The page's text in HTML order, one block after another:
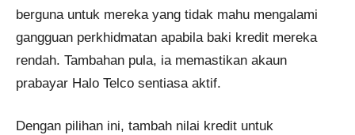
berguna untuk mereka yang tidak mahu mengalami
gangguan perkhidmatan apabila baki kredit mereka
rendah. Tambahan pula, ia memastikan akaun
prabayar Halo Telco sentiasa aktif.
Dengan pilihan ini, tambah nilai kredit untuk